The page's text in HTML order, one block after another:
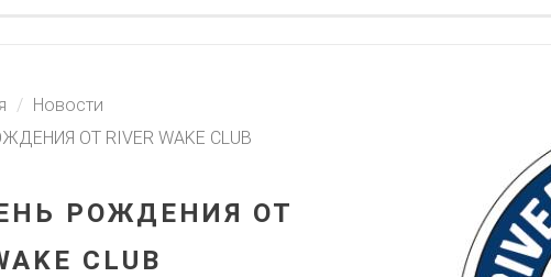
Новости
ОТ RIVER WAKE CLUB
РОЖДЕНИЯ ОТ
CLUB